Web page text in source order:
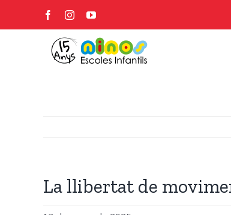
FacebookInstagramYouTube
La llibertat de